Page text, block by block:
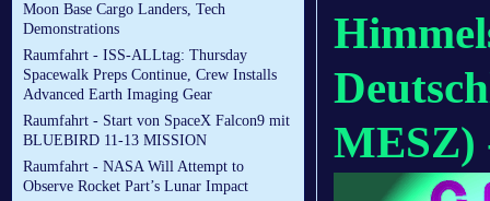
Moon Base Cargo Landers, Tech
Demonstrations
Raumfahrt - ISS-ALLtag: Thursday
Spacewalk Preps Continue, Crew Installs
Advanced Earth Imaging Gear
Raumfahrt - Start von SpaceX Falcon9 mit
BLUEBIRD 11-13 MISSION
Raumfahrt - NASA Will Attempt to
Observe Rocket Part’s Lunar Impact
MESZ)